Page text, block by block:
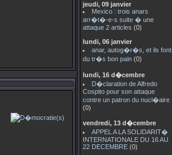
jeudi, 09 janvier
Mexico : trois anars
arr�t�-e-s suite � une
attaque 2 articles (0)
lundi, 06 janvier
anar, autog�r�s, et ils font
du tr�s bon pain (0)
lundi, 16 d�cembre
D�claration de Alfredo
Cospito pour son attaque
contre un patron du nucl�aire
(0)
vendredi, 13 d�cembre
APPEL A LA SOLIDARIT�
INTERNATIONALE DU 16 AU
22 DECEMBRE (0)